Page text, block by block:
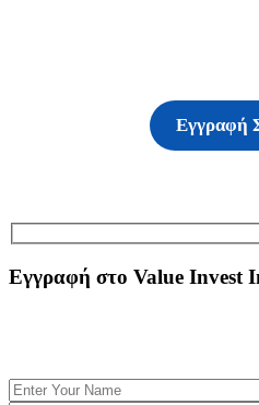
Εγγραφή
Εγγραφή στο Value Invest